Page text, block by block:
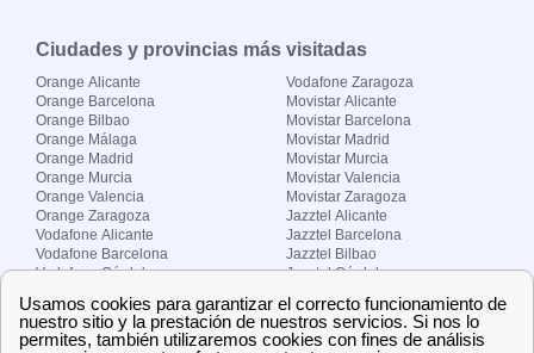
Ciudades y provincias más visitadas
Orange Alicante
Orange Barcelona
Orange Bilbao
Orange Málaga
Orange Madrid
Orange Murcia
Orange Valencia
Orange Zaragoza
Vodafone Alicante
Vodafone Barcelona
Vodafone Córdoba
Vodafone Madrid
Vodafone Murcia
Vodafone Valencia
Vodafone Zaragoza
Movistar Alicante
Movistar Barcelona
Movistar Madrid
Movistar Murcia
Movistar Valencia
Movistar Zaragoza
Jazztel Alicante
Jazztel Barcelona
Jazztel Bilbao
Jazztel Córdoba
Jazztel Málaga
Jazztel Valencia
Jazztel Zaragoza